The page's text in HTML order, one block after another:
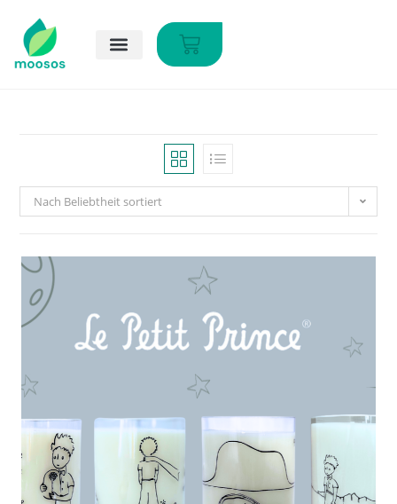
Nach Beliebtheit sortiert